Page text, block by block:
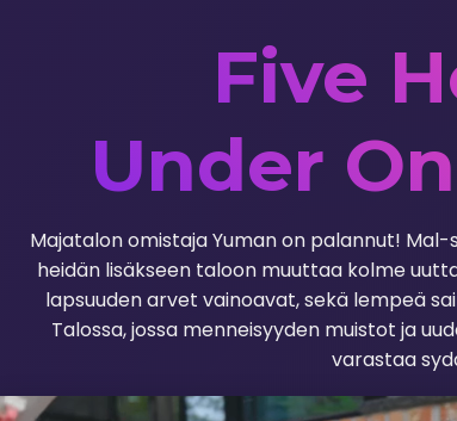
Five
Under
Majatalon omistaja Yuman on palannut!
heidän lisäkseen taloon muuttaa kolme
lapsuuden arvet vainoavat, sekä lempeä
Talossa, jossa menneisyyden muistot ja
varastaa